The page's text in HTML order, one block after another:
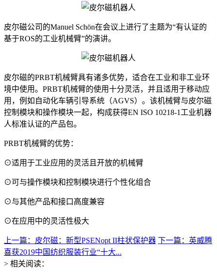
皮尔磁公司的Manuel Schön在会议上进行了主题为“有认证的
基于ROS的工业机械臂”的演讲。
皮尔磁的PRBT机械臂具有诸多优势，适合在工业和非工业环
境中使用。PRBT机械臂的使用十分灵活，并且适用于移动应
用，例如自动化车辆引导系统（AGVS）。该机械臂与皮尔磁
控制模块和操作模块一起，构成获得EN ISO 10218-1工业机器
人标准认证的产品包。
PRBT机械臂的优势：
⊙适用于工业应用的灵活且开放的机械臂
⊙可与操作模块和控制模块进行个性化组合
⊙与其他产品和接口高度兼容
⊙在应用中的灵活性极大
上一篇：皮尔磁：新型PSENopt II柱状保护器 下一篇：英威腾
喜获2019中国纺织服装行业“十大...
> 相关阅读：